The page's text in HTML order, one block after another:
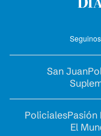
San Juan
PolicialesPasión
El